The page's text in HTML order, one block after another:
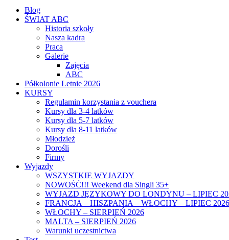
Blog
ŚWIAT ABC
Historia szkoły
Nasza kadra
Praca
Galerie
Zajęcia
ABC
Półkolonie Letnie 2026
KURSY
Regulamin korzystania z vouchera
Kursy dla 3-4 latków
Kursy dla 5-7 latków
Kursy dla 8-11 latków
Młodzież
Dorośli
Firmy
Wyjazdy
WSZYSTKIE WYJAZDY
NOWOŚĆ!!! Weekend dla Singli 35+
WYJAZD JĘZYKOWY DO LONDYNU – LIPIEC
FRANCJA – HISZPANIA – WŁOCHY – LIPIEC 2026
WŁOCHY – SIERPIEŃ 2026
MALTA – SIERPIEŃ 2026
Warunki uczestnictwa